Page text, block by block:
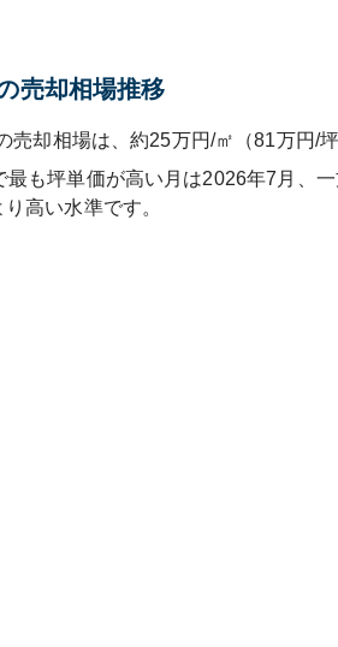
売却相場推移
売却相場は、約25万円/㎡（81万円/
最も坪単価が高い月は2026年7月 、
り高い水準です。